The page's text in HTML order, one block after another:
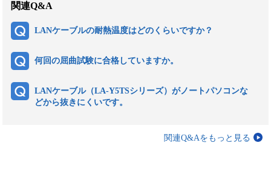
関連Q&A
LANケーブルの耐熱温度はどのくらいですか？
何回の屈曲試験に合格していますか。
LANケーブル（LA-Y5TSシリーズ）がノートパソコンな
どから抜きにくいです。
関連Q&Aをもっと見る